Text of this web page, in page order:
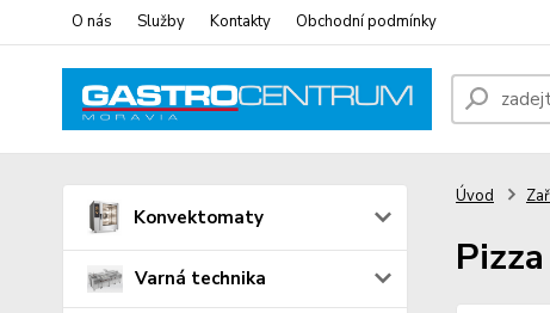
O nás Služby Kontakty Obchodní podmínky
Konvektomaty
Varná technika
Úvod